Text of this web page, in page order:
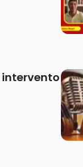
intervento